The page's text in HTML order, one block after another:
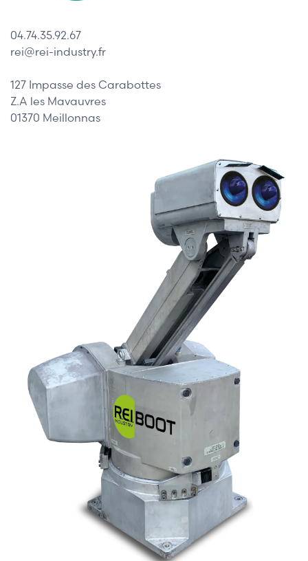
04.74.35.92.67
rei@rei-industry.fr
127 Impasse des Carabottes
Z.A les Mavauvres
01370 Meillonnas